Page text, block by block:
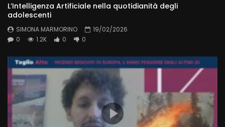
L’Intelligenza Artificiale nella quotidianità degli
adolescenti
SIMONA MARMORINO
19/02/2026
0
1.2K 0 0